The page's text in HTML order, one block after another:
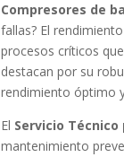
Compresores de
fallas? El
procesos críticos
destacan por su
rendimiento óptimo
El Servicio Técnico
mantenimiento